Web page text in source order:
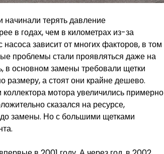
начинали терять давление
в годах, чем в километрах из-за
зависит от многих факторов, в том
проблемы стали проявляться даже на
в основном замены требовали щетки
размеру, а стоят они крайне дешево.
мотора увеличились примерно
сказался на ресурсе,
замены. Но с большими щетками